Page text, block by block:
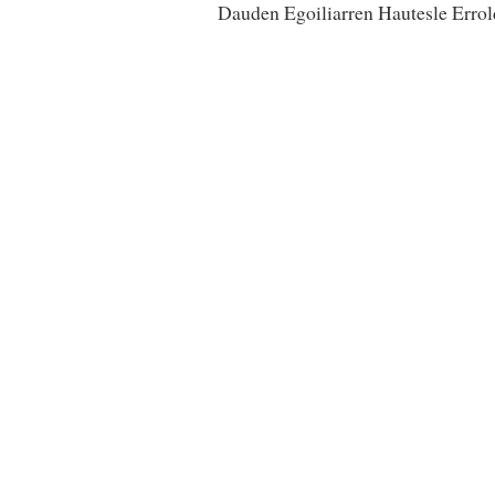
Dauden Egoiliarren Hautesle